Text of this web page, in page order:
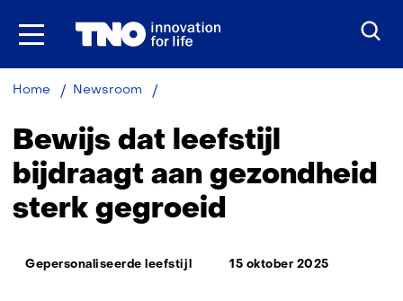
Ga
Home Newsroom
leefstijl
bijdraagt
gezondheid
sterk
gegroeid
Bewijs dat leefstijl
bijdraagt aan gezondheid
sterk gegroeid
Thema:
Gepersonaliseerde leefstijl 15 oktober 2025